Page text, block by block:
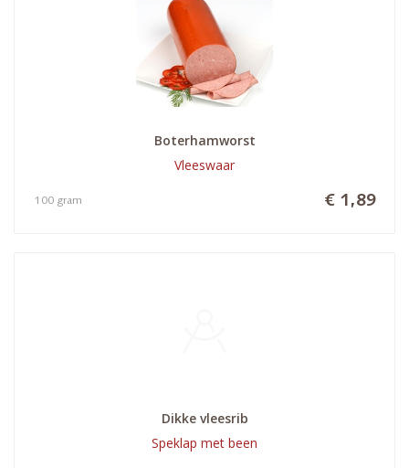
Boterhamworst
Vleeswaar
€ 1,89
100 gram
Dikke vleesrib
Speklap met been